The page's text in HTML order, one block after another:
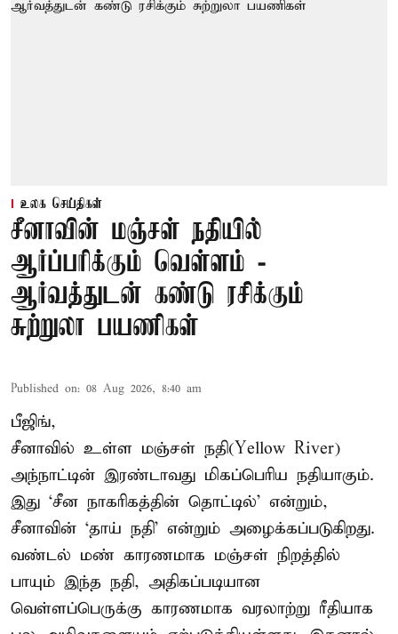
உலக செய்திகள்
சீனாவின் மஞ்சள் நதியில்
ஆர்ப்பரிக்கும் வெள்ளம் -
ஆர்வத்துடன் கண்டு ரசிக்கும்
சுற்றுலா பயணிகள்
Published on: 08 Aug 2026, 8:40 am
பீஜிங்,
சீனாவில் உள்ள மஞ்சள் நதி(Yellow River)
அந்நாட்டின் இரண்டாவது மிகப்பெரிய நதியாகும்.
இது ‘சீன நாகரிகத்தின் தொட்டில்’ என்றும்,
சீனாவின் ‘தாய் நதி’ என்றும் அழைக்கப்படுகிறது.
வண்டல் மண் காரணமாக மஞ்சள் நிறத்தில்
பாயும் இந்த நதி, அதிகப்படியான
வெள்ளப்பெருக்கு காரணமாக வரலாற்று ரீதியாக